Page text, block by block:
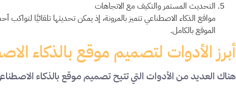
التحديث المستمر والتكيف مع الاتجاهات
مواقع الذكاء الاصطناعي تتميز بالمرونة، إذ يمكن تحديثها تلقائيًا
الموقع بالكامل.
أبرز الأدوات لتصميم موقع بالذكاء
هناك العديد من الأدوات التي تتيح تصميم موقع بالذكاء